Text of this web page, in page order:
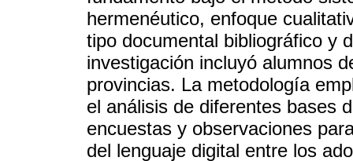
hermenéutico, enfoque
tipo documental bibliográfico y
investigación incluyó alumnos
provincias. La metodología
el análisis de diferentes bases
encuestas y observaciones
del lenguaje digital entre los